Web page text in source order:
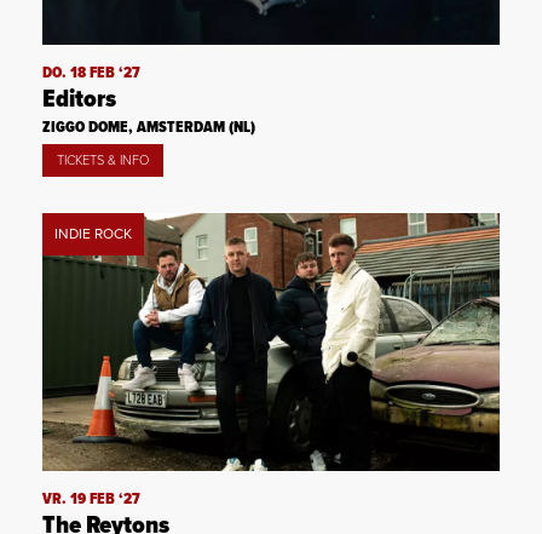
DO. 18 FEB ‘27
Editors
ZIGGO DOME, AMSTERDAM (NL)
TICKETS & INFO
INDIE ROCK
VR. 19 FEB ‘27
The Reytons